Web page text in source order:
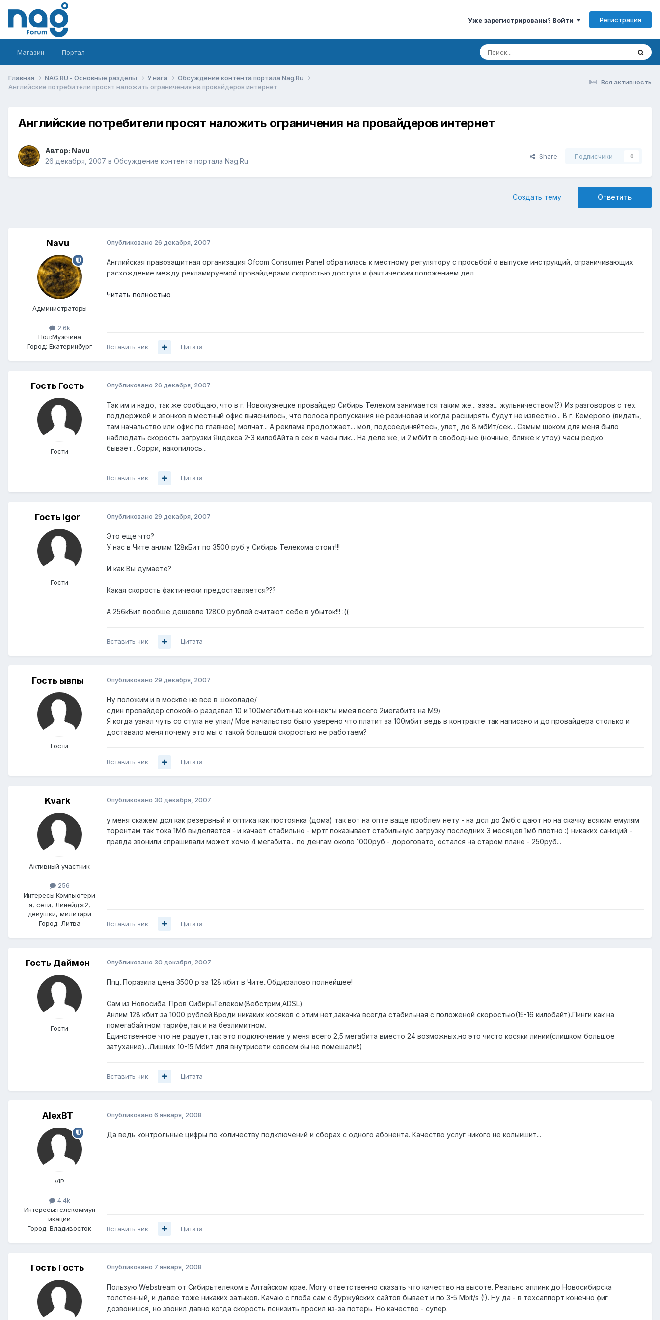
Уже зарегистрированы? Войти Регистрация
Магазин Портал
Вся активность
Главная NAG.RU - Основные разделы У нага
Обсуждение контента портала Nag.Ru
Английские потребители просят наложить ограничения на провайдеров интернет
Английские потребители просят наложить ограничения на провайдеров интернет
Автор: Navu
26 декабря, 2007 в Обсуждение контента портала Nag.Ru
Share Подписчики 0
Ответить
Создать тему
Navu
Администраторы
2.6k
Пол:Мужчина
Город: Екатеринбург
Опубликовано 26 декабря, 2007
Английская правозащитная организация Ofcom Consumer Panel обратилась к местному регулятору с просьбой о выпуске инструкций, ограничивающих
расхождение между рекламируемой провайдерами скоростью доступа и фактическим положением дел.
Читать полностью
Вставить ник Цитата
Гость Гость
Гости
Опубликовано 26 декабря, 2007
Так им и надо, так же сообщаю, что в г. Новокузнецке провайдер Сибирь Телеком занимается таким же... ээээ... жульничеством(?) Из разговоров с тех.
поддержкой и звонков в местный офис выяснилось, что полоса пропускания не резиновая и когда расширять будут не известно... В г. Кемерово (видать,
там начальство или офис по главнее) молчат... А реклама продолжает... мол, подсоединяйтесь, улет, до 8 мбИт/сек... Самым шоком для меня было
наблюдать скорость загрузки Яндекса 2-3 килобАйта в сек в часы пик... На деле же, и 2 мбИт в свободные (ночные, ближе к утру) часы редко
бывает...Сорри, накопилось...
Вставить ник Цитата
Гость Igor
Гости
Опубликовано 29 декабря, 2007
Это еще что?
У нас в Чите анлим 128кБит по 3500 руб у Сибирь Телекома стоит!!!
И как Вы думаете?
Какая скорость фактически предоставляется???
А 256кБит вообще дешевле 12800 рублей считают себе в убыток!!! :((
Вставить ник Цитата
Гость ывпы
Гости
Опубликовано 29 декабря, 2007
Ну положим и в москве не все в шоколаде/
один провайдер спокойно раздавал 10 и 100мегабитные коннекты имея всего 2мегабита на М9/
Я когда узнал чуть со стула не упал/ Мое начальство было уверено что платит за 100мбит ведь в контракте так написано и до провайдера столько и
доставало меня почему это мы с такой большой скоростью не работаем?
Вставить ник Цитата
Kvark
Активный участник
256
Интересы:Компьютери
я, сети, Линейдж2,
девушки, милитари
Город: Литва
Опубликовано 30 декабря, 2007
у меня скажем дсл как резервный и оптика как постоянка (дома) так вот на опте ваще проблем нету - на дсл до 2мб.с дают но на скачку всяким емулям
торентам так тока 1Мб выделяется - и качает стабильно - мртг показывает стабильную загрузку последних 3 месяцев 1мб плотно :) никаких санкций -
правда звонили спрашивали может хочю 4 мегабита... по денгам около 1000руб - дороговато, остался на старом плане - 250руб...
Вставить ник Цитата
Гость Даймон
Гости
Опубликовано 30 декабря, 2007
Ппц..Поразила цена 3500 р за 128 кбит в Чите..Обдиралово полнейшее!
Сам из Новосиба. Пров СибирьТелеком(Вебстрим,ADSL)
Анлим 128 кбит за 1000 рублей.Вроди никаких косяков с этим нет,закачка всегда стабильная с положеной скоростью(15-16 килобайт).Пинги как на
помегабайтном тарифе,так и на безлимитном.
Единственное что не радует,так это подключение у меня всего 2,5 мегабита вместо 24 возможных.но это чисто косяки линии(слишком большое
затухание)...Лишних 10-15 Мбит для внутрисети совсем бы не помешали!:)
Вставить ник Цитата
AlexBT
VIP
4.4k
Интересы:телекоммун
икации
Город: Владивосток
Опубликовано 6 января, 2008
Да ведь контрольные цифры по количеству подключений и сборах с одного абонента. Качество услуг никого не колыишит...
Вставить ник Цитата
Гость Гость Опубликовано 7 января, 2008
Пользую Webstream от Сибирьтелеком в Алтайском крае. Могу ответственно сказать что качество на высоте. Реально аплинк до Новосибирска
толстенный, и далее тоже никаких затыков. Качаю с глоба сам с буржуйских сайтов бывает и по 3-5 Mbit/s (!). Ну да - в техсаппорт конечно фиг
дозвонишся, но звонил давно когда скорость понизить просил из-за потерь. Но качество - супер.